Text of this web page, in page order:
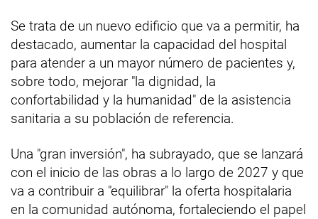
Se trata de un nuevo edificio que va a permitir, ha
destacado, aumentar la capacidad del hospital
para atender a un mayor número de pacientes y,
sobre todo, mejorar "la dignidad, la
confortabilidad y la humanidad" de la asistencia
sanitaria a su población de referencia.
Una "gran inversión", ha subrayado, que se lanzará
con el inicio de las obras a lo largo de 2027 y que
va a contribuir a "equilibrar" la oferta hospitalaria
en la comunidad autónoma, fortaleciendo el papel